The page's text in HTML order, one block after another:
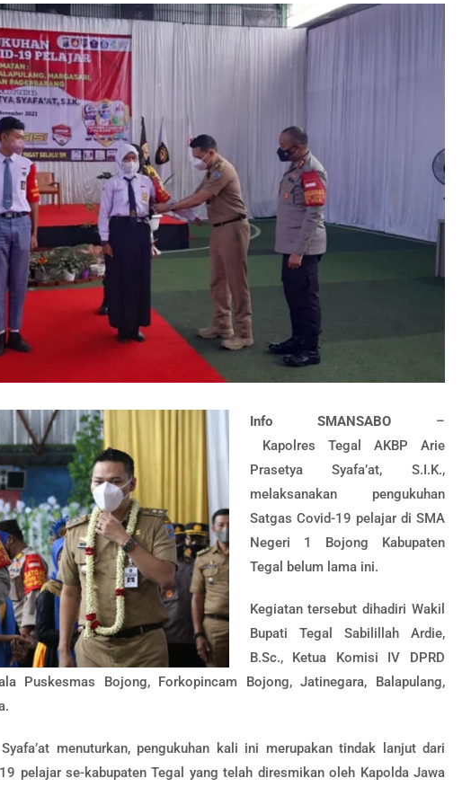
Info SMANSABO–
Kapolres Tegal AKBP Arie
Prasetya Syafa’at, S.I.K.,
melaksanakan pengukuhan
Satgas Covid-19 pelajar di SMA
Negeri 1 Bojong Kabupaten
Tegal belum lama ini.
Kegiatan tersebut dihadiri Wakil
Bupati Tegal Sabilillah Ardie,
B.Sc., Ketua Komisi IV DPRD
Puskesmas Bojong, Forkopincam Bojong, Jatinegara, Balapulang,
menuturkan, pengukuhan kali ini merupakan tindak lanjut dari
pelajar se-kabupaten Tegal yang telah diresmikan oleh Kapolda Jawa